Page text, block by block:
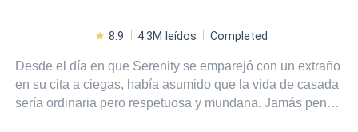
Alessandro Mellendez, un atractivo pero exigente CEO
que Alessandro está buscando a una mujer que
desapareció misteriosamente después de un encuentro
fugaz, sin imaginar que ella podría ser precisamente esa
8.9 4.3M leídos Completed
Desde el día en que Serenity se emparejó con un extraño
en su cita a ciegas, había asumido que la vida de casada
sería ordinaria pero respetuosa y mundana. Jamás pensó